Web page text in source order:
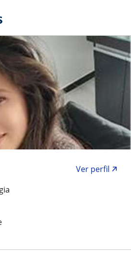
Ver perfil